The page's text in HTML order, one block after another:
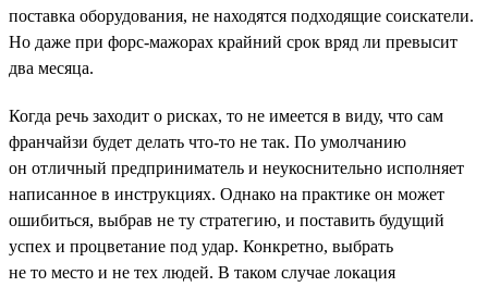
поставка оборудования, не находятся подходящие соискатели.
Но даже при форс-мажорах крайний срок вряд ли превысит
два месяца.
Когда речь заходит о рисках, то не имеется в виду, что сам
франчайзи будет делать что-то не так. По умолчанию
он отличный предприниматель и неукоснительно исполняет
написанное в инструкциях. Однако на практике он может
ошибиться, выбрав не ту стратегию, и поставить будущий
успех и процветание под удар. Конкретно, выбрать
не то место и не тех людей. В таком случае локация